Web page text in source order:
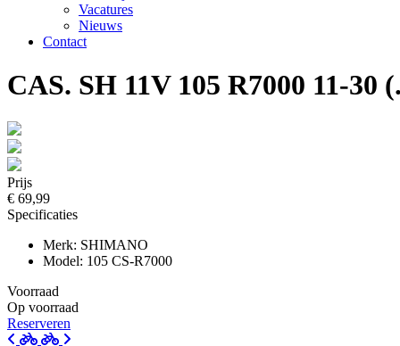
Vacatures
Nieuws
Contact
CAS. SH 11V 105 R7000 11-30
Prijs
€ 69,99
Specificaties
Merk: SHIMANO
Model: 105 CS-R7000
Voorraad
Op voorraad
Reserveren